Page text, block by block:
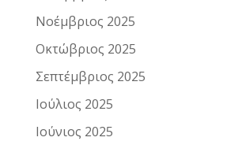
Νοέμβριος 2025
Οκτώβριος 2025
Σεπτέμβριος 2025
Ιούλιος 2025
Ιούνιος 2025